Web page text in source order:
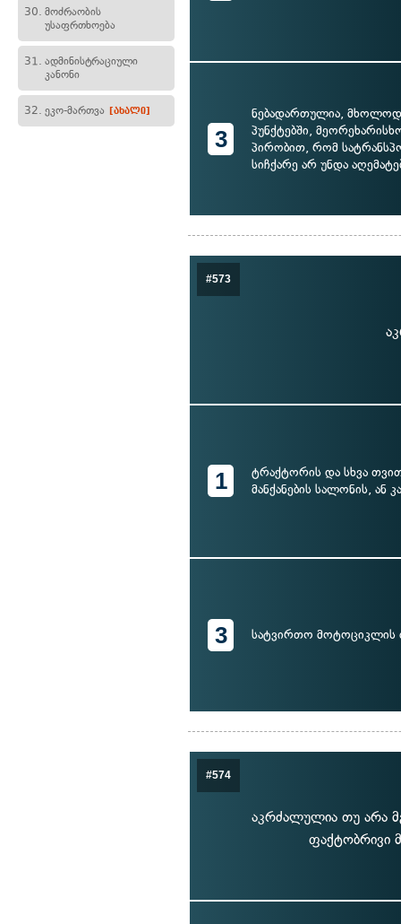
30. მოძრაობის
უსაფრთხოება
31. ადმინისტრაციული
კანონი
32. ეკო-მართვა [ახალი]
3
ნებადართულია,
პუნქტებში,
პირობით, რომ
სიჩქარე არ უნდა
#573
1
ტრაქტორის და სხვა
მანქანების სალონის, ან
3 სატვირთო მოტოციკლის
#574
აკრძალულია თუ არა
ფაქტობრივი